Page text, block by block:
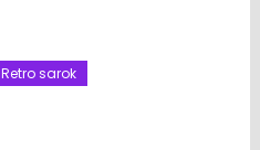
Retro sarok